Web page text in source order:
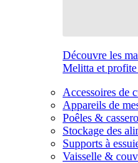
Découvre les
Melitta et profite
Accessoires de
Appareils de
Poêles &
Stockage des
Supports à
Vaisselle &